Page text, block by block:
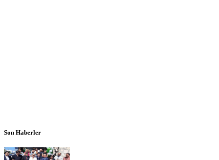
Son Haberler